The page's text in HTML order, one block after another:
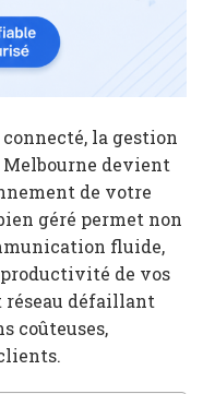
la gestion
devient
de votre
géré permet non
fluide,
de vos
réseau défaillant
coûteuses,